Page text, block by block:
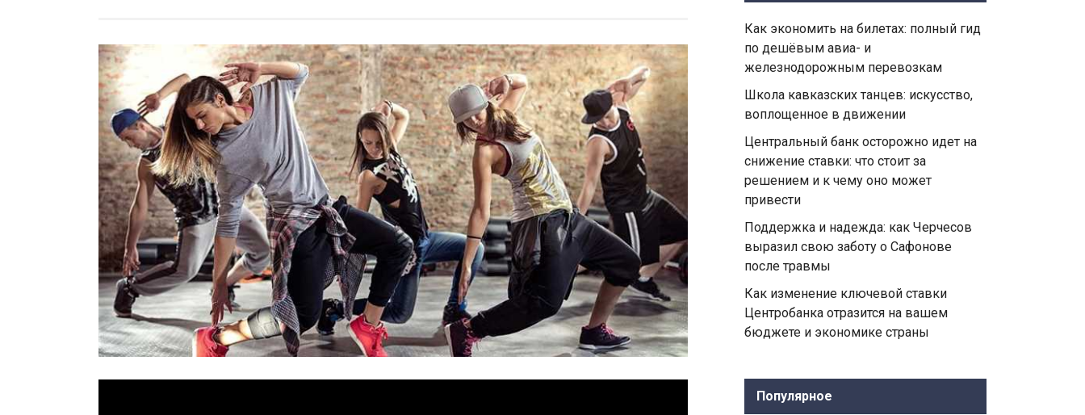
Как экономить на билетах: полный гид
по дешёвым авиа- и
железнодорожным перевозкам
Школа кавказских танцев: искусство,
воплощенное в движении
Центральный банк осторожно идет на
снижение ставки: что стоит за
решением и к чему оно может
привести
Поддержка и надежда: как Черчесов
выразил свою заботу о Сафонове
после травмы
Как изменение ключевой ставки
Центробанка отразится на вашем
бюджете и экономике страны
Популярное